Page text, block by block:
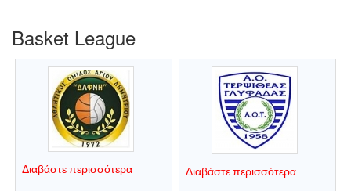
Basket League
Διαβάστε περισσότερα Διαβάστε περισσότερα